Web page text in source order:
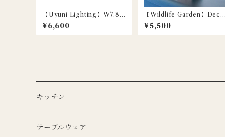
【Uyuni Lighting】W7.8×
H15.2cm / LEDピラーキャ
ンドル / サンドストーン
¥6,600
【Wildlife Garden】Deco
Bird 本物の木彫りの小鳥 /
アメリカコガラ / Black-ca
¥5,500
キッチン
エプロン
テーブルウェア